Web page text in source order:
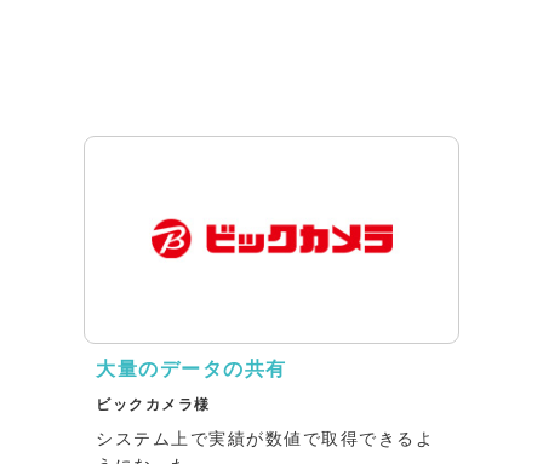
大量のデータの共有
ビックカメラ様
システム上で実績が数値で取得できるよ